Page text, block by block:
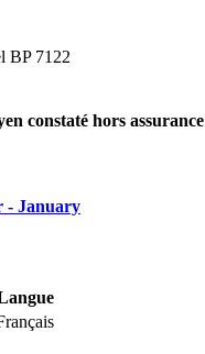
BP 7122
constaté hors assurance
- January